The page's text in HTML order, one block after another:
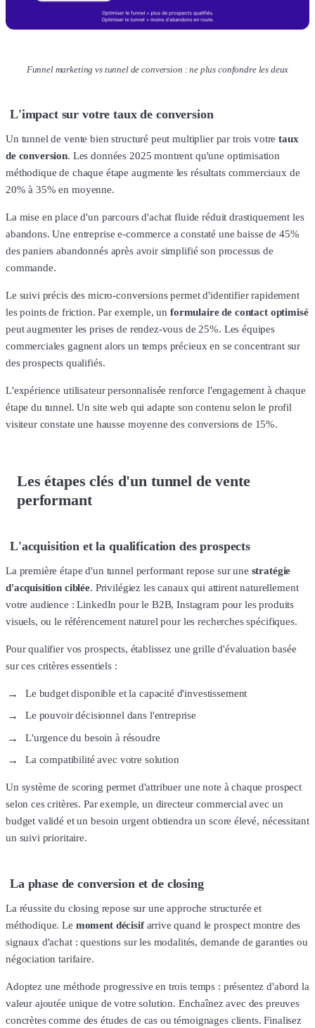
Funnel marketing vs tunnel de conversion : ne plus confondre les deux
L'impact sur votre taux de conversion
Un tunnel de vente bien structuré peut multiplier par trois votretaux
de conversion. Les données 2025 montrent qu'une optimisation
méthodique de chaque étape augmente les résultats commerciaux de
20% à 35% en moyenne.
La mise en place d'un parcours d'achat fluide réduit drastiquement les
abandons. Une entreprise e-commerce a constaté une baisse de 45%
des paniers abandonnés après avoir simplifié son processus de
commande.
Le suivi précis des micro-conversions permet d'identifier rapidement
les points de friction. Par exemple, unformulaire de contact optimisé
peut augmenter les prises de rendez-vous de 25%. Les équipes
commerciales gagnent alors un temps précieux en se concentrant sur
des prospects qualifiés.
L'expérience utilisateur personnalisée renforce l'engagement à chaque
étape du tunnel. Un site web qui adapte son contenu selon le profil
visiteur constate une hausse moyenne des conversions de 15%.
Les étapes clés d'un tunnel de vente
performant
L'acquisition et la qualification des prospects
La première étape d'un tunnel performant repose sur une stratégie
d'acquisition ciblée. Privilégiez les canaux qui attirent naturellement
votre audience : LinkedIn pour le B2B, Instagram pour les produits
visuels, ou le référencement naturel pour les recherches spécifiques.
Pour qualifier vos prospects, établissez une grille d'évaluation basée
sur ces critères essentiels :
Le budget disponible et la capacité d'investissement
Le pouvoir décisionnel dans l'entreprise
L'urgence du besoin à résoudre
La compatibilité avec votre solution
Un système de scoring permet d'attribuer une note à chaque prospect
selon ces critères. Par exemple, un directeur commercial avec un
budget validé et un besoin urgent obtiendra un score élevé, nécessitant
un suivi prioritaire.
La phase de conversion et de closing
La réussite du closing repose sur une approche structurée et
méthodique. Le moment décisifarrive quand le prospect montre des
signaux d'achat : questions sur les modalités, demande de garanties ou
négociation tarifaire.
Adoptez une méthode progressive en trois temps : présentez d'abord la
valeur ajoutée unique de votre solution. Enchaînez avec des preuves
concrètes comme des études de cas ou témoignages clients. Finalisez